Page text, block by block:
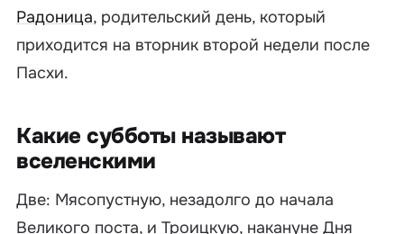
Радоница, родительский день, который
приходится на вторник второй недели после
Пасхи.
Какие субботы называют
вселенскими
Две: Мясопустную, незадолго до начала
Великого поста, и Троицкую, накануне Дня